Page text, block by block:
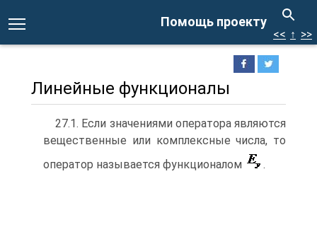
Помощь проекту
<< ↑ >>
Линейные функционалы
27.1. Если значениями оператора являются
вещественные или комплексные числа, то
оператор называется функционалом
.